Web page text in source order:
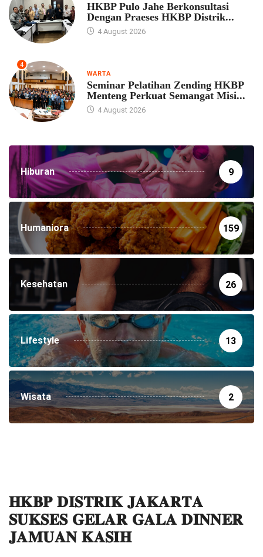
HKBP Pulo Jahe Berkonsultasi
Dengan Praeses HKBP Distrik...
4 August 2026
4
WARTA
Seminar Pelatihan Zending HKBP
Menteng Perkuat Semangat Misi...
4 August 2026
Hiburan 9
Humaniora 159
Kesehatan 26
Lifestyle 13
Wisata 2
𝐇𝐊𝐁𝐏 𝐃𝐈𝐒𝐓𝐑𝐈𝐊 𝐉𝐀𝐊𝐀𝐑𝐓𝐀
𝐒𝐔𝐊𝐒𝐄𝐒 𝐆𝐄𝐋𝐀𝐑 𝐆𝐀𝐋𝐀 𝐃𝐈𝐍𝐍𝐄𝐑
𝐉𝐀𝐌𝐔𝐀𝐍 𝐊𝐀𝐒𝐈𝐇